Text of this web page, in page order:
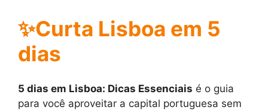
✨Curta Lisboa em 5
dias
5 dias em Lisboa: Dicas Essenciais é o guia
para você aproveitar a capital portuguesa sem